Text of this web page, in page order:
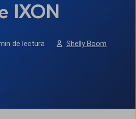
IXON
de lectura Shelly Boom